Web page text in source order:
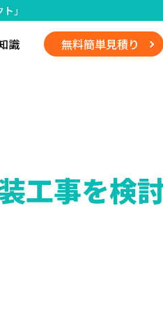
」
識 無料簡単見積り
工事を検